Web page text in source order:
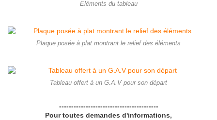
Eléments du tableau
Plaque posée à plat montrant le relief des éléments
Tableau offert à un G.A.V pour son départ
-----------------------------------------
Pour toutes demandes d'informations,